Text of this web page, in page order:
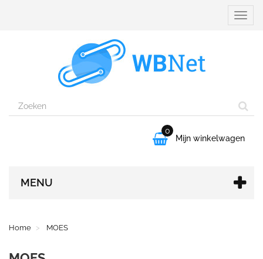

0
Mijn winkelwagen
MENU
Home MOES